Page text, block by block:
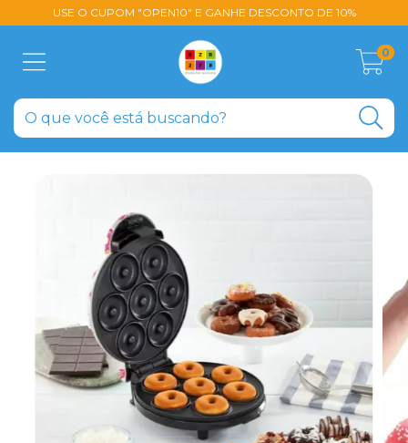
USE O CUPOM "OPEN10" E GANHE DESCONTO DE 10%
0